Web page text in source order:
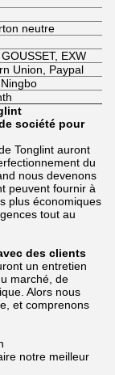
neutre
EXW
Union, Paypal
société pour
Tonglint auront
du
nous devenons
peuvent fournir à
plus économiques
tout au
des clients
un entretien
marché, de
Alors nous
et comprenons
notre meilleur